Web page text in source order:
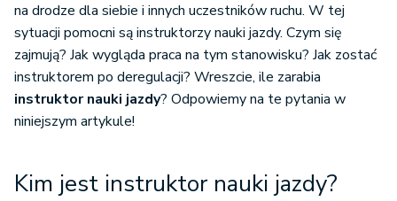
na drodze dla siebie i innych uczestników ruchu. W tej
sytuacji pomocni są instruktorzy nauki jazdy. Czym się
zajmują? Jak wygląda praca na tym stanowisku? Jak zostać
instruktorem po deregulacji? Wreszcie, ile zarabia
instruktor nauki jazdy? Odpowiemy na te pytania w
niniejszym artykule!
Kim jest instruktor nauki jazdy?